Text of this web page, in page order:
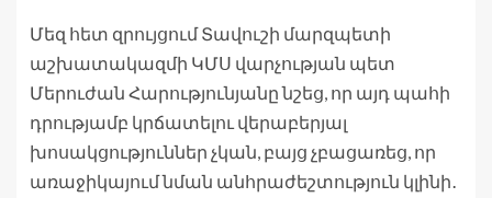
Մեզ հետ զրույցում Տավուշի մարզպետի
աշխատակազմի ԿՄՍ վարչության պետ
Մերուժան Հարությունյանը նշեց, որ այդ պահի
դրությամբ կրճատելու վերաբերյալ
խոսակցություններ չկան, բայց չբացառեց, որ
առաջիկայում նման անհրաժեշտություն կլինի․